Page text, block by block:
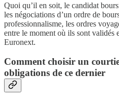
Quoi qu’il en soit, le candidat
les négociations d’un ordre de
professionnalisme, les ordres
entre le moment où ils sont validés
Euronext.
Comment choisir un
obligations de ce dernier